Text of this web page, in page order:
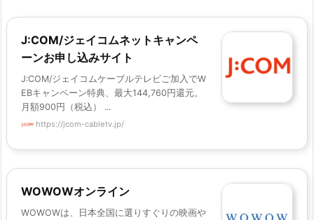
J:COM/ジェイコムネットキャンペ
ーンお申し込みサイト
J:COM/ジェイコムケーブルテレビご加入でW
EBキャンペーン特典、最大144,760円還元。
月額900円（税込） ...
https://jcom-cabletv.jp/
WOWOWオンライン
WOWOWは、日本全国に選りすぐりの映画や